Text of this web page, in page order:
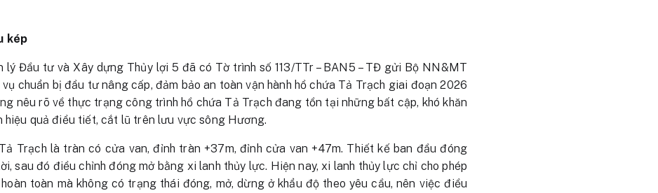
kép
lý Đầu tư và Xây dựng Thủy lợi 5 đã có Tờ trình số 113/TTr – BAN5 – TĐ gửi Bộ NN&MT
chuẩn bị đầu tư nâng cấp, đảm bảo an toàn vận hành hồ chứa Tả Trạch giai đoạn 2026
nêu rõ về thực trạng công trình hồ chứa Tả Trạch đang tồn tại những bất cập, khó khăn
hiệu quả điều tiết, cắt lũ trên lưu vực sông Hương.
Trạch là tràn có cửa van, đỉnh tràn +37m, đỉnh cửa van +47m. Thiết kế ban đầu đóng
sau đó điều chỉnh đóng mở bằng xi lanh thủy lực. Hiện nay, xi lanh thủy lực chỉ cho phép
toàn mà không có trạng thái đóng, mở, dừng ở khẩu độ theo yêu cầu, nên việc điều